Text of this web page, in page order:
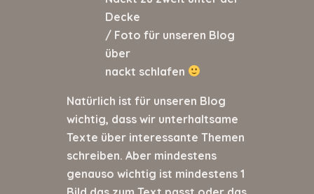
Decke
/ Foto für unseren Blog
über
nackt schlafen
Natürlich ist für unseren Blog
wichtig, dass wir unterhaltsame
Texte über interessante Themen
schreiben. Aber mindestens
genauso wichtig ist mindestens 1